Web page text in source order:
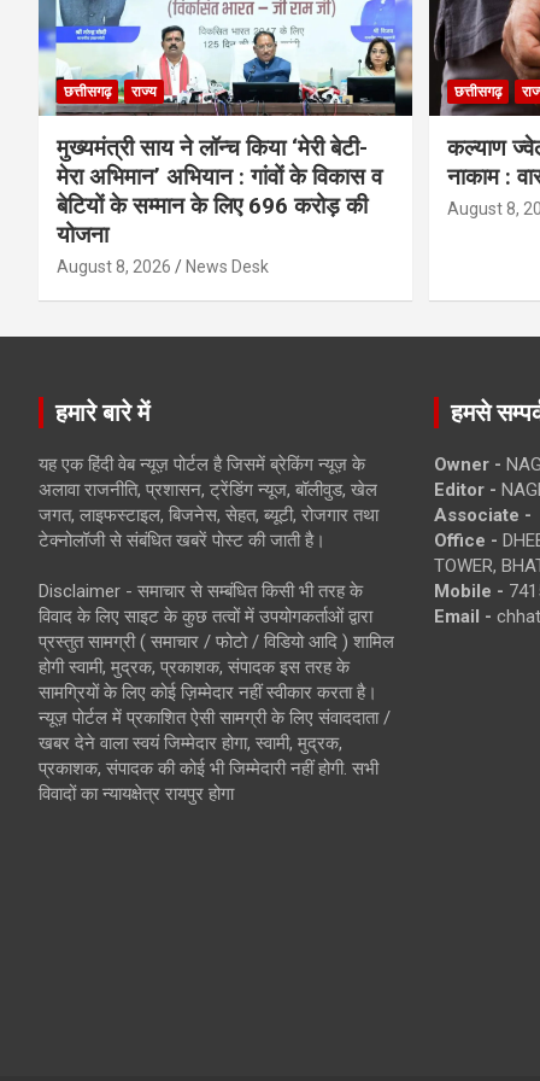
छत्तीसगढ़ राज्य
मुख्यमंत्री साय ने लॉन्च किया ‘मेरी बेटी-
मेरा अभिमान’ अभियान : गांवों के विकास व
बेटियों के सम्मान के लिए 696 करोड़ की
योजना
August 8, 2026 News Desk
छत्तीसगढ़
कल्याण
नाकाम :
August 8,
हमारे बारे में
यह एक हिंदी वेब न्यूज़ पोर्टल है जिसमें ब्रेकिंग न्यूज़ के
अलावा राजनीति, प्रशासन, ट्रेंडिंग न्यूज, बॉलीवुड, खेल
जगत, लाइफस्टाइल, बिजनेस, सेहत, ब्यूटी, रोजगार तथा
टेक्नोलॉजी से संबंधित खबरें पोस्ट की जाती है।
Disclaimer - समाचार से सम्बंधित किसी भी तरह के
विवाद के लिए साइट के कुछ तत्वों में उपयोगकर्ताओं द्वारा
प्रस्तुत सामग्री ( समाचार / फोटो / विडियो आदि ) शामिल
होगी स्वामी, मुद्रक, प्रकाशक, संपादक इस तरह के
सामग्रियों के लिए कोई ज़िम्मेदार नहीं स्वीकार करता है।
न्यूज़ पोर्टल में प्रकाशित ऐसी सामग्री के लिए संवाददाता /
खबर देने वाला स्वयं जिम्मेदार होगा, स्वामी, मुद्रक,
प्रकाशक, संपादक की कोई भी जिम्मेदारी नहीं होगी. सभी
विवादों का न्यायक्षेत्र रायपुर होगा
हमसे
Owner -
Editor -
Associate -
Office -
TOWER,
Mobile -
Email -